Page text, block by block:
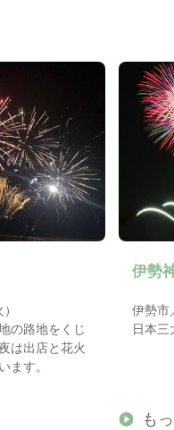
の路地をくじ
は出店と花火
ます。
伊勢
伊勢市
日本三
も